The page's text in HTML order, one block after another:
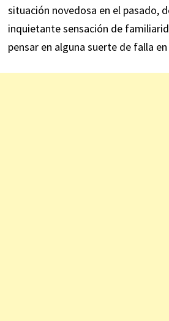
situación novedosa en el pasado,
inquietante sensación de
pensar en alguna suerte de falla